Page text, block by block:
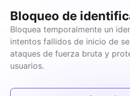
Bloqueo de
Bloquea temporalmente un
intentos fallidos de inicio de
ataques de fuerza bruta y
usuarios.